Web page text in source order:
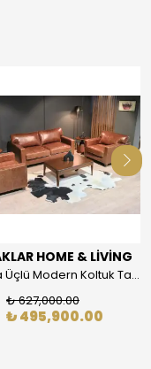
HOME & LİVİNG
Mirova Üçlü Modern Koltuk Takımı
₺ 627,000.00
₺ 495,900.00